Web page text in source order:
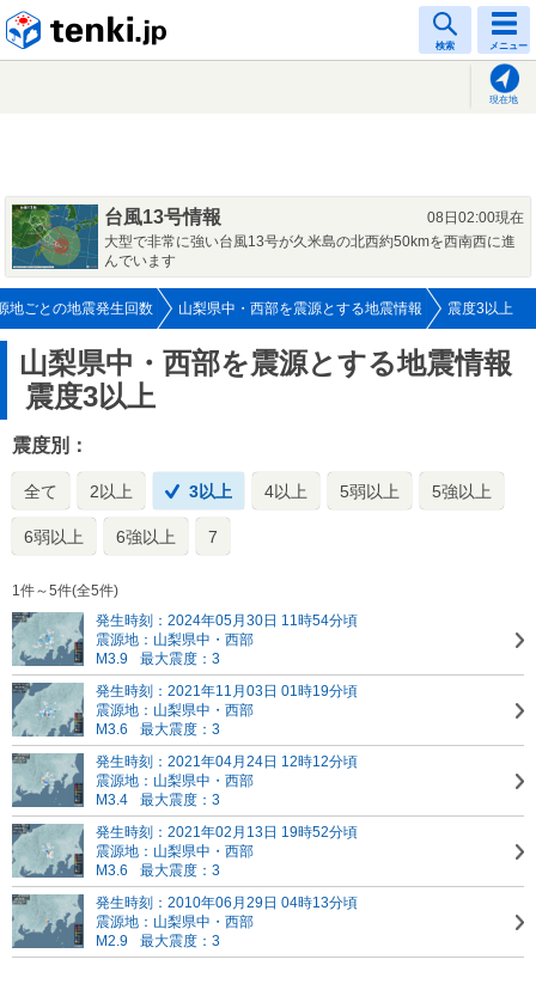
検索 メニュー
現在地
台風13号情報
08日02:00現在
大型で非常に強い台風13号が久米島の北西約50kmを西南西に進
んでいます
地ごとの地震発生回数 山梨県中・西部を震源とする地震情報 震度3以上
山梨県中・西部を震源とする地震情報
震度3以上
震度別：
全て 2以上 3以上 4以上 5弱以上 5強以上
6弱以上 6強以上 7
1件～5件(全5件)
発生時刻：2024年05月30日 11時54分頃
震源地：山梨県中・西部
M3.9
最大震度：3
発生時刻：2021年11月03日 01時19分頃
震源地：山梨県中・西部
M3.6
最大震度：3
発生時刻：2021年04月24日 12時12分頃
震源地：山梨県中・西部
M3.4
最大震度：3
発生時刻：2021年02月13日 19時52分頃
震源地：山梨県中・西部
M3.6
最大震度：3
発生時刻：2010年06月29日 04時13分頃
震源地：山梨県中・西部
M2.9
最大震度：3